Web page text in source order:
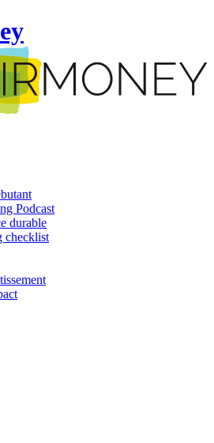
Podcast
durable
checklist